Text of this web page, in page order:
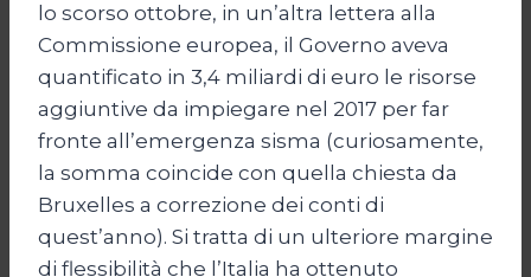
lo scorso ottobre, in un’altra lettera alla
Commissione europea, il Governo aveva
quantificato in 3,4 miliardi di euro le risorse
aggiuntive da impiegare nel 2017 per far
fronte all’emergenza sisma (curiosamente,
la somma coincide con quella chiesta da
Bruxelles a correzione dei conti di
quest’anno). Si tratta di un ulteriore margine
di flessibilità che l’Italia ha ottenuto